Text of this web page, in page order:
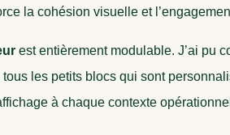
la cohésion visuelle et
est entièrement modulable. J’ai pu
les petits blocs qui sont
à chaque contexte